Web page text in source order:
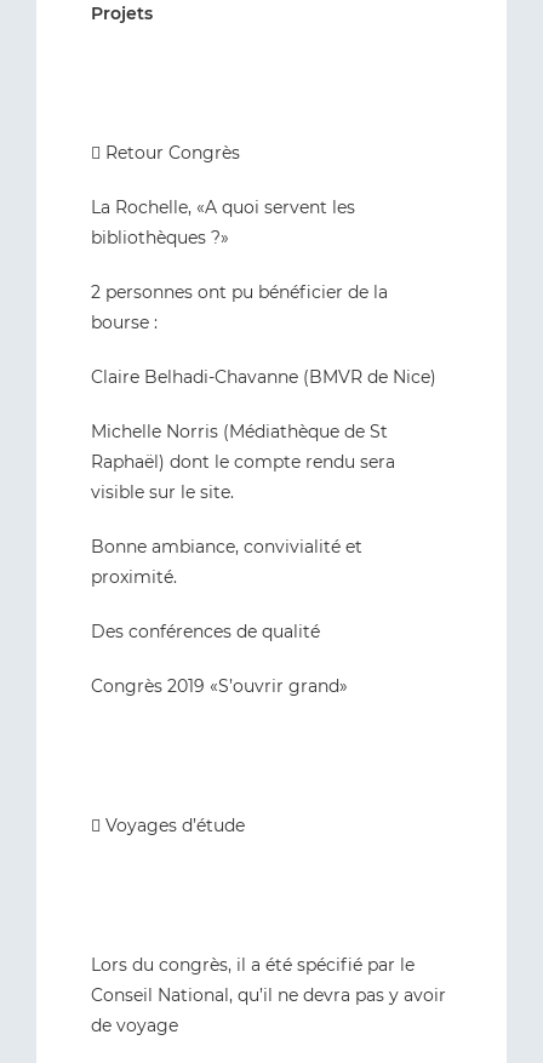
Projets
 Retour Congrès
La Rochelle, «A quoi servent les
bibliothèques ?»
2 personnes ont pu bénéficier de la
bourse :
Claire Belhadi-Chavanne (BMVR de Nice)
Michelle Norris (Médiathèque de St
Raphaël) dont le compte rendu sera
visible sur le site.
Bonne ambiance, convivialité et
proximité.
Des conférences de qualité
Congrès 2019 «S’ouvrir grand»
 Voyages d’étude
Lors du congrès, il a été spécifié par le
Conseil National, qu’il ne devra pas y avoir
de voyage